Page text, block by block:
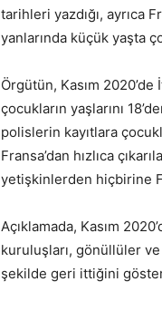
tarihleri yazdığı, ayrıca
yanlarında küçük yaşta
Örgütün, Kasım
çocukların yaşlarını
polislerin kayıtlara
Fransa’dan hızlıca
yetişkinlerden hiçbirine
Açıklamada, Kasım
kuruluşları, gönüllüler
şekilde geri ittiğini